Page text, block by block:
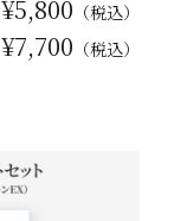
¥5,800 （税込）
¥7,700 （税込）